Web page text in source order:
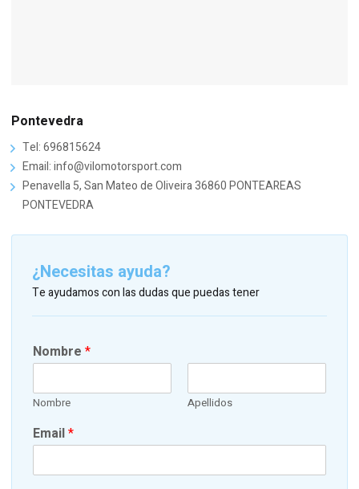
Pontevedra
Tel: 696815624
Email: info@vilomotorsport.com
Penavella 5, San Mateo de Oliveira 36860 PONTEAREAS
PONTEVEDRA
¿Necesitas ayuda?
Te ayudamos con las dudas que puedas tener
Nombre*
Nombre Apellidos
Email*